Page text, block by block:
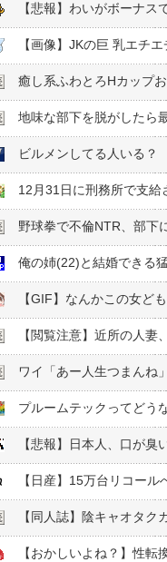
【悲報】わいがボーナス
【画像】JKの巨 乳エチ
癒し系ふわとろHカップ
地味な部下を脱がしたら
ビルメンしてる人いる？
12月31日に刑務所で支給
野球拳で不倫NTR、部下
俺の姉(22)と結婚できる
【GIF】なんかこの女ど
【閲覧注意】近所の人妻
ワイ「あー人生つまんね
プルームテックってどう
【悲報】日本人、口が臭
【日産】15万台リコー
【同人誌】陰キャオタ
【おかしいよね？】性